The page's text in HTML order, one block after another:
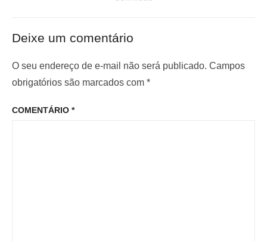
o
e
P
o
i
o
:
m
o
o
Deixe um comentário
O seu endereço de e-mail não será publicado. Campos
obrigatórios são marcados com *
COMENTÁRIO *